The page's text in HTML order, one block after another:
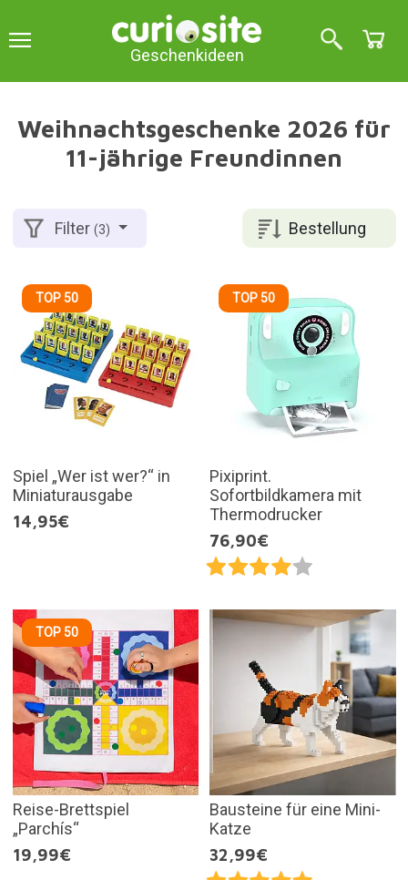
Geschenkideen
Weihnachtsgeschenke 2026 für
11-jährige Freundinnen
Bestellung
Filter(3)
TOP 50
Spiel „Wer ist wer?“ in
Miniaturausgabe
14,95€
TOP 50
Pixiprint.
Sofortbildkamera mit
Thermodrucker
76,90€
TOP 50
Reise-Brettspiel
„Parchís“
19,99€
Bausteine für eine Mini-
Katze
32,99€